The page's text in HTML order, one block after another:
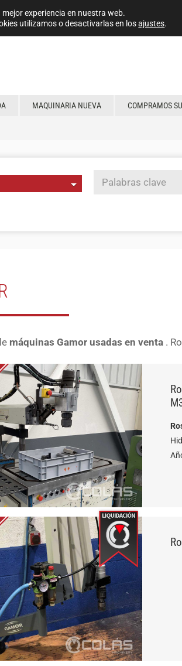
MAQUINARIA NUEVA COMPRAMOS
máquinas Gamor usadas en venta .
experiencia en nuestra web.
utilizamos o desactivarlas en losajustes.